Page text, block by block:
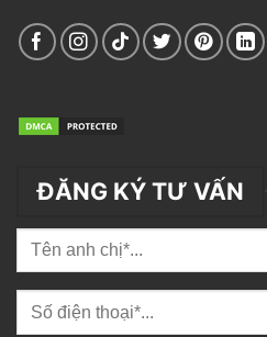
ĐĂNG KÝ TƯ VẤN